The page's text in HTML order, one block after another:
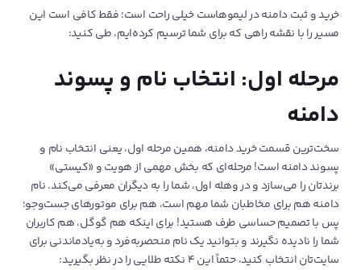
خرید و ثبت دامنه در لیموهاست خیلی راحت است؛ فقط کافی است این
مسیر را با نقشه راهی که برای شما ترسیم کرده‌ایم، طی کنید:
مرحله اول: انتخاب نام و پسوند
دامنه
سخت‌ترین قسمت خرید دامنه، همین مرحله اول، یعنی انتخاب نام و
پسوند دامنه است! مرحله‌ای که بخش مهمی از هویت و «کیستی»
برندتان را می‌سازد و در وهله اول، شما را به دیگران معرفی می‌کند. نام
دامنه هم برای مخاطبان شما مهم است، هم برای موتورهای جست‌وجو؛
پس با تصمیم حساسی طرف هستید! برای اینکه هم گوگل، هم کاربران
شما را نادیده نگیرند و بتوانید یک نام منحصربه‌فرد و به‌یادماندنی برای
سایت‌تان انتخاب کنید، حتماً این ۴ نکته طلایی را در نظر بگیرید: